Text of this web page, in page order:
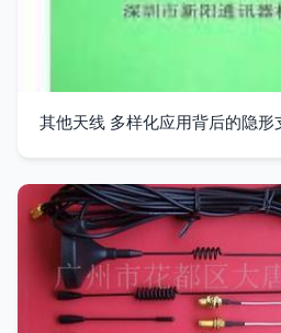
其他天线 多样化应用背后的隐形